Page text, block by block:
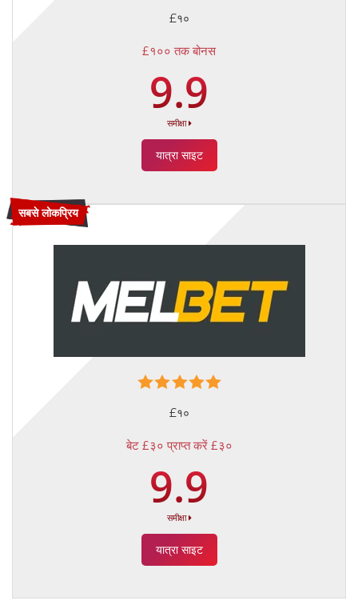
£१०
£१०० तक बोनस
9.9
समीक्षा
यात्रा साइट
सबसे लोकप्रिय
£१०
बेट £३० प्राप्त करें £३०
9.9
समीक्षा
यात्रा साइट